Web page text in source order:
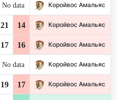
No data Коройвос Амальяс
21 14 Коройвос Амальяс
17 16 Коройвос Амальяс
No data Коройвос Амальяс
19 17 Коройвос Амальяс